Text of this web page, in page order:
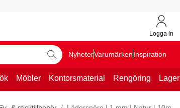
Logga in
NyheterVarumärkenInspiration
Möbler Kontorsmaterial Rengöring Lager